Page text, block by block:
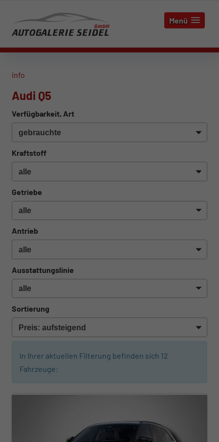
Menü
info
Audi Q5
Verfügbarkeit, Art
Kraftstoff
Getriebe
Antrieb
Ausstattungslinie
Sortierung
In Ihrer aktuellen Filterung befinden sich 12
Fahrzeuge:
ab 591,– € mtl.